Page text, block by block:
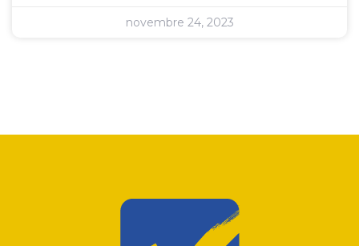
novembre 24, 2023